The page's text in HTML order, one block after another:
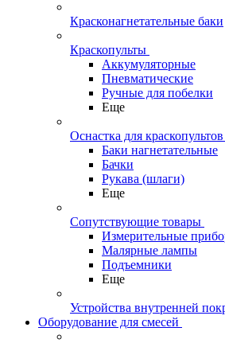
Красконагнетательные баки
Краскопульты
Аккумуляторные
Пневматические
Ручные для побелки
Еще
Оснастка для краскопультов
Баки нагнетательные
Бачки
Рукава (шлаги)
Еще
Сопутствующие товары
Измерительные
Малярные лампы
Подъемники
Еще
Устройства внутренней
Оборудование для смесей